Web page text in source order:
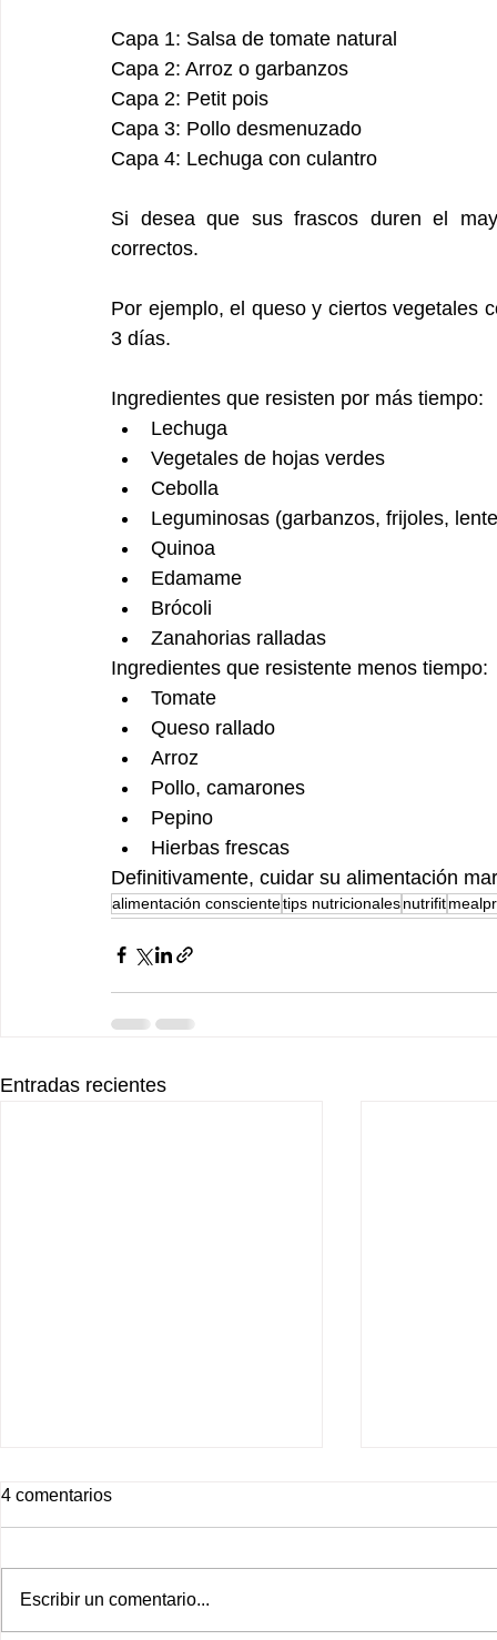
Capa 1: Salsa de tomate natural
Capa 2: Arroz o garbanzos
Capa 2: Petit pois
Capa 3: Pollo desmenuzado
Capa 4: Lechuga con culantro
Si desea que sus frascos duren el
correctos.
Por ejemplo, el queso y ciertos vegetales
3 días.
Ingredientes que resisten por más tiempo:
Lechuga
Vegetales de hojas verdes
Cebolla
Leguminosas (garbanzos, frijoles,
Quinoa
Edamame
Brócoli
Zanahorias ralladas
Ingredientes que resistente menos tiempo:
Tomate
Queso rallado
Arroz
Pollo, camarones
Pepino
Hierbas frescas
Definitivamente, cuidar su alimentación
alimentación conscientetips nutricionalesnutrifit
Entradas recientes
4 comentarios
Escribir un comentario...